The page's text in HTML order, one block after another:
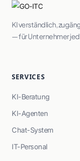
KI verständlich,
— für Unternehmer
SERVICES
KI-Beratung
KI-Agenten
Chat-System
IT-Personal